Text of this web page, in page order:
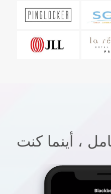
، أينما كنت